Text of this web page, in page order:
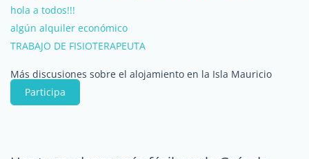
hola a todos!!!
algún alquiler económico
TRABAJO DE FISIOTERAPEUTA
Más discusiones sobre el alojamiento en la Isla Mauricio
Participa